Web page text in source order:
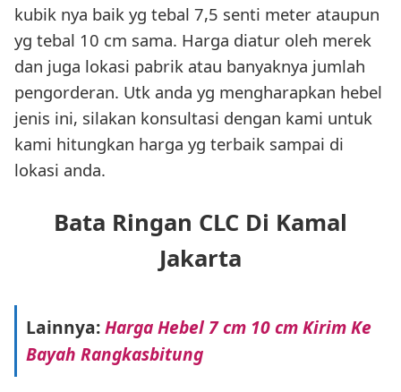
kubik nya baik yg tebal 7,5 senti meter ataupun
yg tebal 10 cm sama. Harga diatur oleh merek
dan juga lokasi pabrik atau banyaknya jumlah
pengorderan. Utk anda yg mengharapkan hebel
jenis ini, silakan konsultasi dengan kami untuk
kami hitungkan harga yg terbaik sampai di
lokasi anda.
Bata Ringan CLC Di Kamal
Jakarta
Lainnya:Harga Hebel 7 cm 10 cm Kirim Ke
Bayah Rangkasbitung